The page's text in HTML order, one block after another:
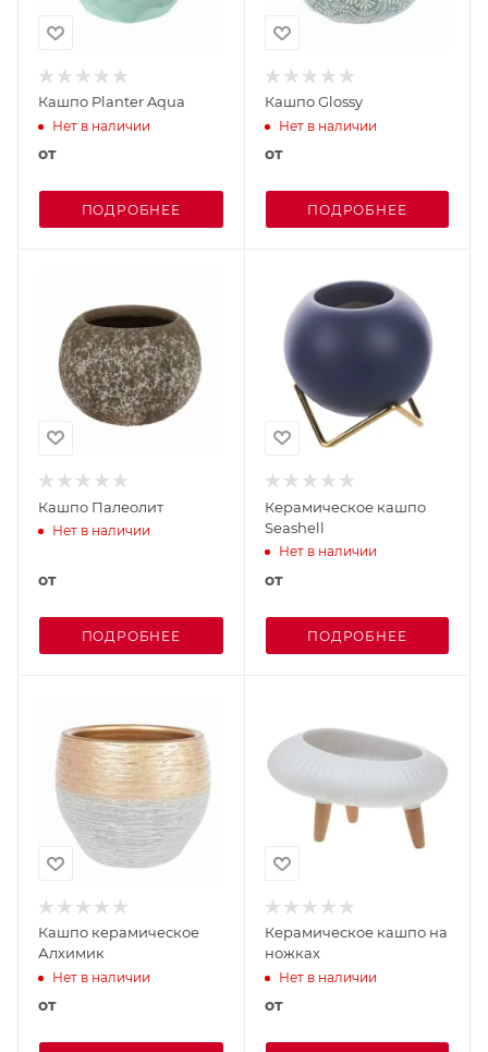
Кашпо Planter Aqua
Нет в наличии
от
ПОДРОБНЕЕ
Кашпо Glossy
Нет в наличии
от
ПОДРОБНЕЕ
Кашпо Палеолит
Нет в наличии
от
ПОДРОБНЕЕ
Керамическое кашпо
Seashell
Нет в наличии
от
ПОДРОБНЕЕ
Кашпо керамическое
Алхимик
Нет в наличии
от
Керамическое кашпо на
ножках
Нет в наличии
от